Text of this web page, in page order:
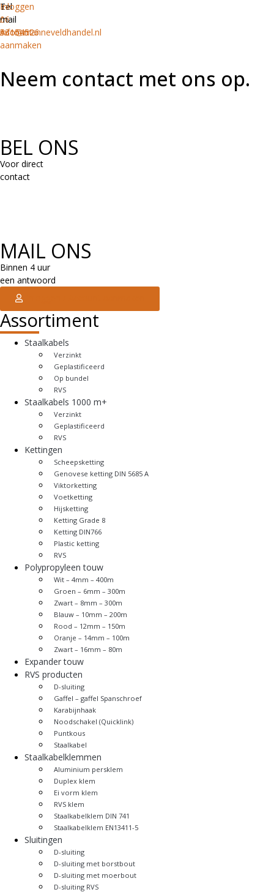
Tel
06
53154526
E-
mail
info@manneveldhandel.nl
Inloggen
/
Account
aanmaken
Neem contact met ons op.
BEL ONS
Voor direct
contact
MAIL ONS
Binnen 4 uur
een antwoord
Assortiment
Staalkabels
Verzinkt
Geplastificeerd
Op bundel
RVS
Staalkabels 1000 m+
Verzinkt
Geplastificeerd
RVS
Kettingen
Scheepsketting
Genovese ketting DIN 5685 A
Viktorketting
Voetketting
Hijsketting
Ketting Grade 8
Ketting DIN766
Plastic ketting
RVS
Polypropyleen touw
Wit – 4mm – 400m
Groen – 6mm – 300m
Zwart – 8mm – 300m
Blauw – 10mm – 200m
Rood – 12mm – 150m
Oranje – 14mm – 100m
Zwart – 16mm – 80m
Expander touw
RVS producten
D-sluiting
Gaffel – gaffel Spanschroef
Karabijnhaak
Noodschakel (Quicklink)
Puntkous
Staalkabel
Staalkabelklemmen
Aluminium persklem
Duplex klem
Ei vorm klem
RVS klem
Staalkabelklem DIN 741
Staalkabelklem EN13411-5
Sluitingen
D-sluiting
D-sluiting met borstbout
D-sluiting met moerbout
D-sluiting RVS